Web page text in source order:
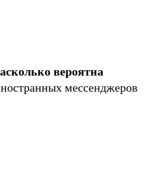
вероятна
мессенджеров